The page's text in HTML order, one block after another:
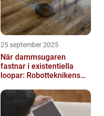
25 september 2025
När dammsugaren
fastnar i existentiella
loopar: Robotteknikens